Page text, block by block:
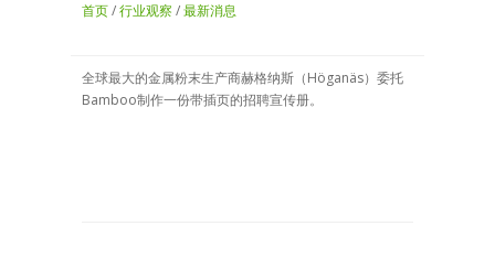
首页/行业观察 /最新消息
全球最大的金属粉末生产商赫格纳斯（Höganäs）委托
Bamboo制作一份带插页的招聘宣传册。